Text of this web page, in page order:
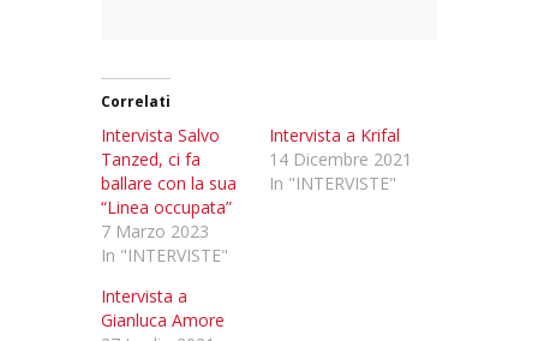
Correlati
Intervista Salvo
Tanzed, ci fa
ballare con la sua
“Linea occupata”
7 Marzo 2023
In "INTERVISTE"
Intervista a Krifal
14 Dicembre 2021
In "INTERVISTE"
Intervista a
Gianluca Amore